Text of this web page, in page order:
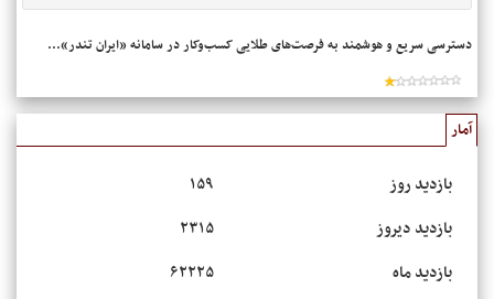
دسترسی سریع و هوشمند به فرصت‌های طلایی کسب‌وکار در سامانه «ایران تندر»...
آمار
بازدید روز
۱۵۹
بازدید دیروز
۲۳۱۵
بازدید ماه
۶۲۲۲۵